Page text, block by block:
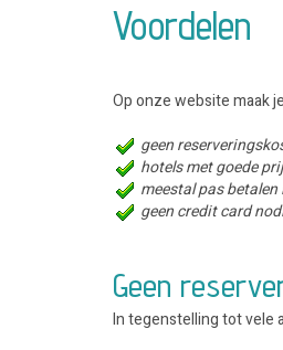
Voordelen
Op onze website maak
geen
hotels met goede
meestal pas
geen credit card
Geen
In tegenstelling tot vele